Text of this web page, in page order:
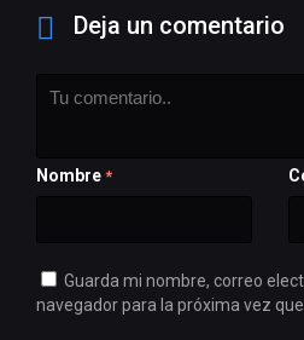
Deja un comentario
Nombre *
Guarda mi nombre, correo
navegador para la próxima vez